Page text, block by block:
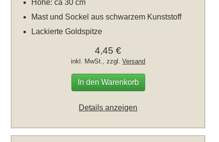
Höhe: ca 30 cm
Mast und Sockel aus schwarzem Kunststoff
Lackierte Goldspitze
4,45 €
inkl. MwSt., zzgl.Versand
In den Warenkorb
Details anzeigen